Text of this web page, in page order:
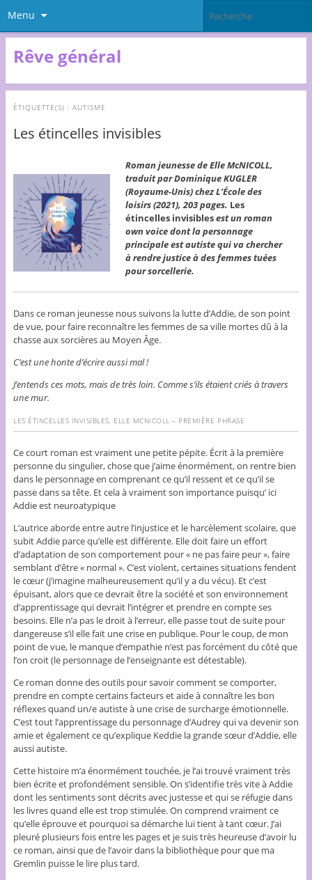
Menu
Rêve général
ÉTIQUETTE(S) : AUTISME
Les étincelles invisibles
Roman jeunesse de Elle McNICOLL,
traduit par Dominique KUGLER
(Royaume-Unis) chez L’École des
loisirs (2021), 203 pages. Les
étincelles invisiblesest un roman
own voice dont la personnage
principale est autiste qui va chercher
à rendre justice à des femmes tuées
pour sorcellerie.
Dans ce roman jeunesse nous suivons la lutte d’Addie, de son point
de vue, pour faire reconnaître les femmes de sa ville mortes dû à la
chasse aux sorcières au Moyen Âge.
C’est une honte d’écrire aussi mal !
J’entends ces mots, mais de très loin. Comme s’ils étaient criés à travers
une mur.
LES ÉTINCELLES INVISIBLES , ELLE MCNICOLL – PREMIÈRE PHRASE
Ce court roman est vraiment une petite pépite. Écrit à la première
personne du singulier, chose que j’aime énormément, on rentre bien
dans le personnage en comprenant ce qu’il ressent et ce qu’il se
passe dans sa tête. Et cela à vraiment son importance puisqu’ ici
Addie est neuroatypique
L’autrice aborde entre autre l’injustice et le harcèlement scolaire, que
subit Addie parce qu’elle est différente. Elle doit faire un effort
d’adaptation de son comportement pour « ne pas faire peur », faire
semblant d’être « normal ». C’est violent, certaines situations fendent
le cœur (j’imagine malheureusement qu’il y a du vécu). Et c’est
épuisant, alors que ce devrait être la société et son environnement
d’apprentissage qui devrait l’intégrer et prendre en compte ses
besoins. Elle n’a pas le droit à l’erreur, elle passe tout de suite pour
dangereuse s’il elle fait une crise en publique. Pour le coup, de mon
point de vue, le manque d’empathie n’est pas forcément du côté que
l’on croit (le personnage de l’enseignante est détestable).
Ce roman donne des outils pour savoir comment se comporter,
prendre en compte certains facteurs et aide à connaître les bon
réflexes quand un/e autiste à une crise de surcharge émotionnelle.
C’est tout l’apprentissage du personnage d’Audrey qui va devenir son
amie et également ce qu’explique Keddie la grande sœur d’Addie, elle
aussi autiste.
Cette histoire m’a énormément touchée, je l’ai trouvé vraiment très
bien écrite et profondément sensible. On s’identifie très vite à Addie
dont les sentiments sont décrits avec justesse et qui se réfugie dans
les livres quand elle est trop stimulée. On comprend vraiment ce
qu’elle éprouve et pourquoi sa démarche lui tient à tant cœur. J’ai
pleuré plusieurs fois entre les pages et je suis très heureuse d’avoir lu
ce roman, ainsi que de l’avoir dans la bibliothèque pour que ma
Gremlin puisse le lire plus tard.